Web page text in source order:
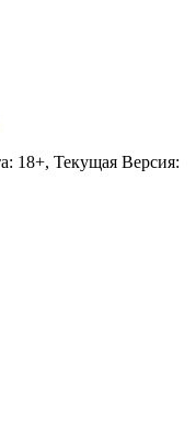
18+, Текущая Версия: